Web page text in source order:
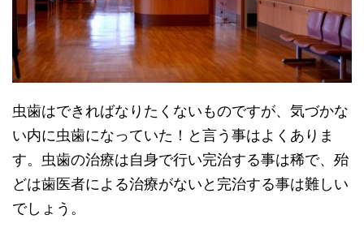
虫歯はできればなりたくないものですが、気づかな
い内に虫歯になっていた！と言う事はよくありま
す。虫歯の治療は自身で行い完治する事は稀で、殆
どは歯医者による治療がないと完治する事は難しい
でしょう。